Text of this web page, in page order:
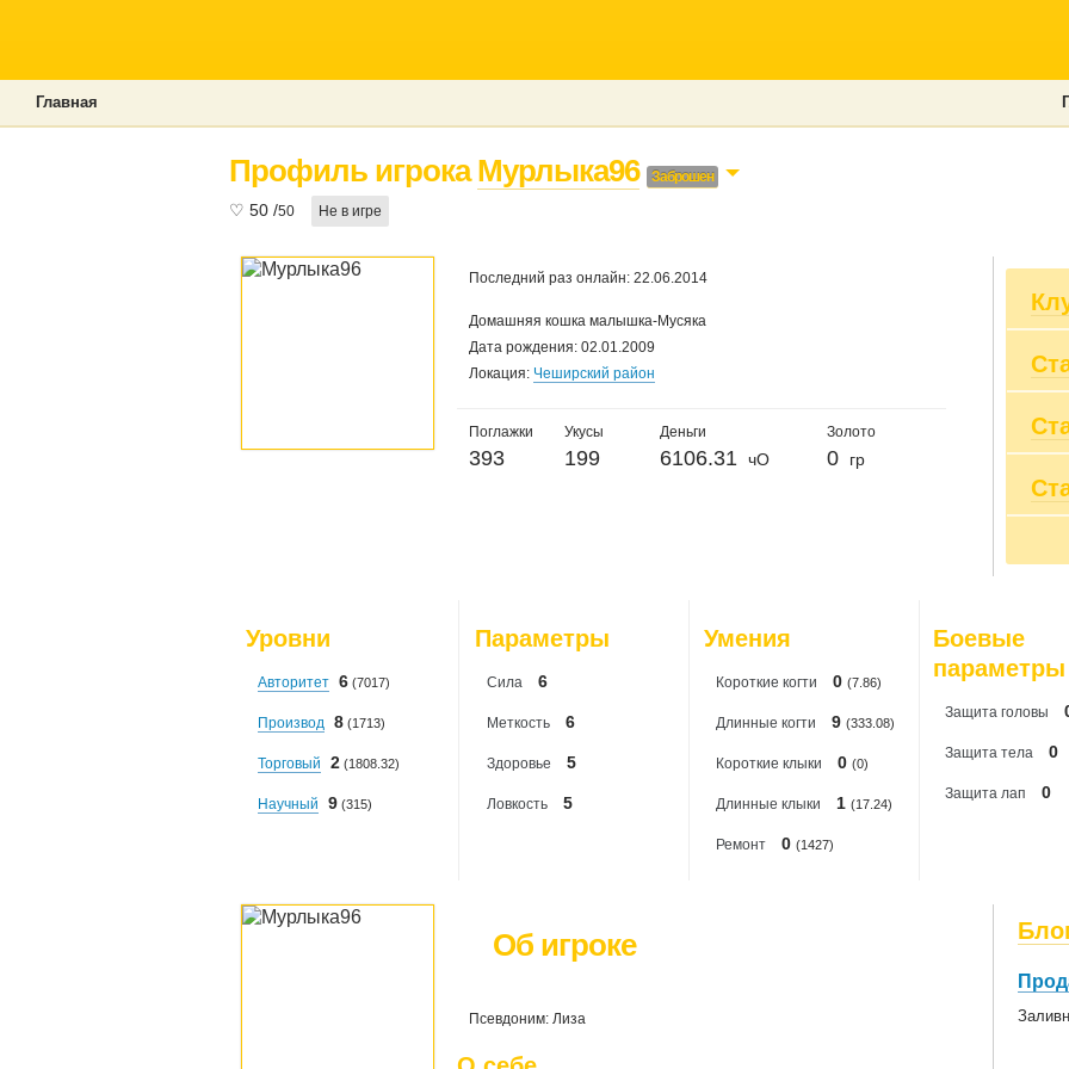
Главная
Профиль игрокаМурлыка96 Заброшен
♡ 50 /50 Не в игре
Последний раз онлайн: 22.06.2014
Домашняя кошка малышка-Мусяка
Дата рождения: 02.01.2009
Локация: Чеширский район
Поглажки
393
Укусы
199
Деньги
6106.31 чО
Золото
0 гр
Уровни
Авторитет 6 (7017)
Производ 8 (1713)
Торговый 2 (1808.32)
Научный 9 (315)
Параметры
Сила 6
Меткость 6
Здоровье 5
Ловкость 5
Умения
Короткиe когти 0 (7.86)
Длинные когти 9 (333.08)
Короткие клыки 0 (0)
Длинные клыки 1 (17.24)
Ремонт 0 (1427)
Боевые
параметры
Защита головы
Защита тела 0
Защита лап 0
Об игроке
Псевдоним: Лиза